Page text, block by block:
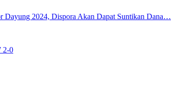
Dayung 2024, Dispora Akan Dapat Suntikan Dana…
2-0